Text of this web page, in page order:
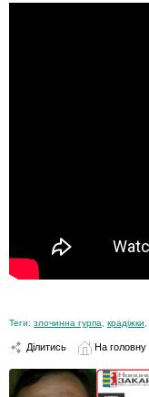
Теги: злочинна гурпа крадіжки
Ділитись На головну